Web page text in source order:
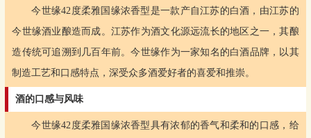
今世缘42度柔雅国缘浓香型是一款产自江苏的白酒，由江苏的
今世缘酒业酿造而成。江苏作为酒文化源远流长的地区之一，其酿
造传统可追溯到几百年前。今世缘作为一家知名的白酒品牌，以其
制造工艺和口感特点，深受众多酒爱好者的喜爱和推崇。
酒的口感与风味
今世缘42度柔雅国缘浓香型具有浓郁的香气和柔和的口感，给